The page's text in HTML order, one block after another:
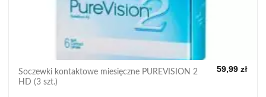
Soczewki kontaktowe miesięczne PUREVISION 2
HD (3 szt.)
59,99 zł